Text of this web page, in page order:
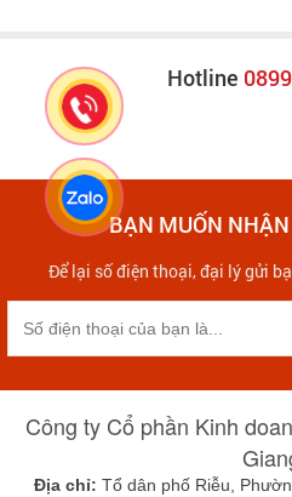
Hotline
BẠN MUỐN NHẬN
Để lại số điện thoại, đại lý gửi
Công ty Cổ phần Kinh
Địa chỉ: Tổ dân phố Riễu,